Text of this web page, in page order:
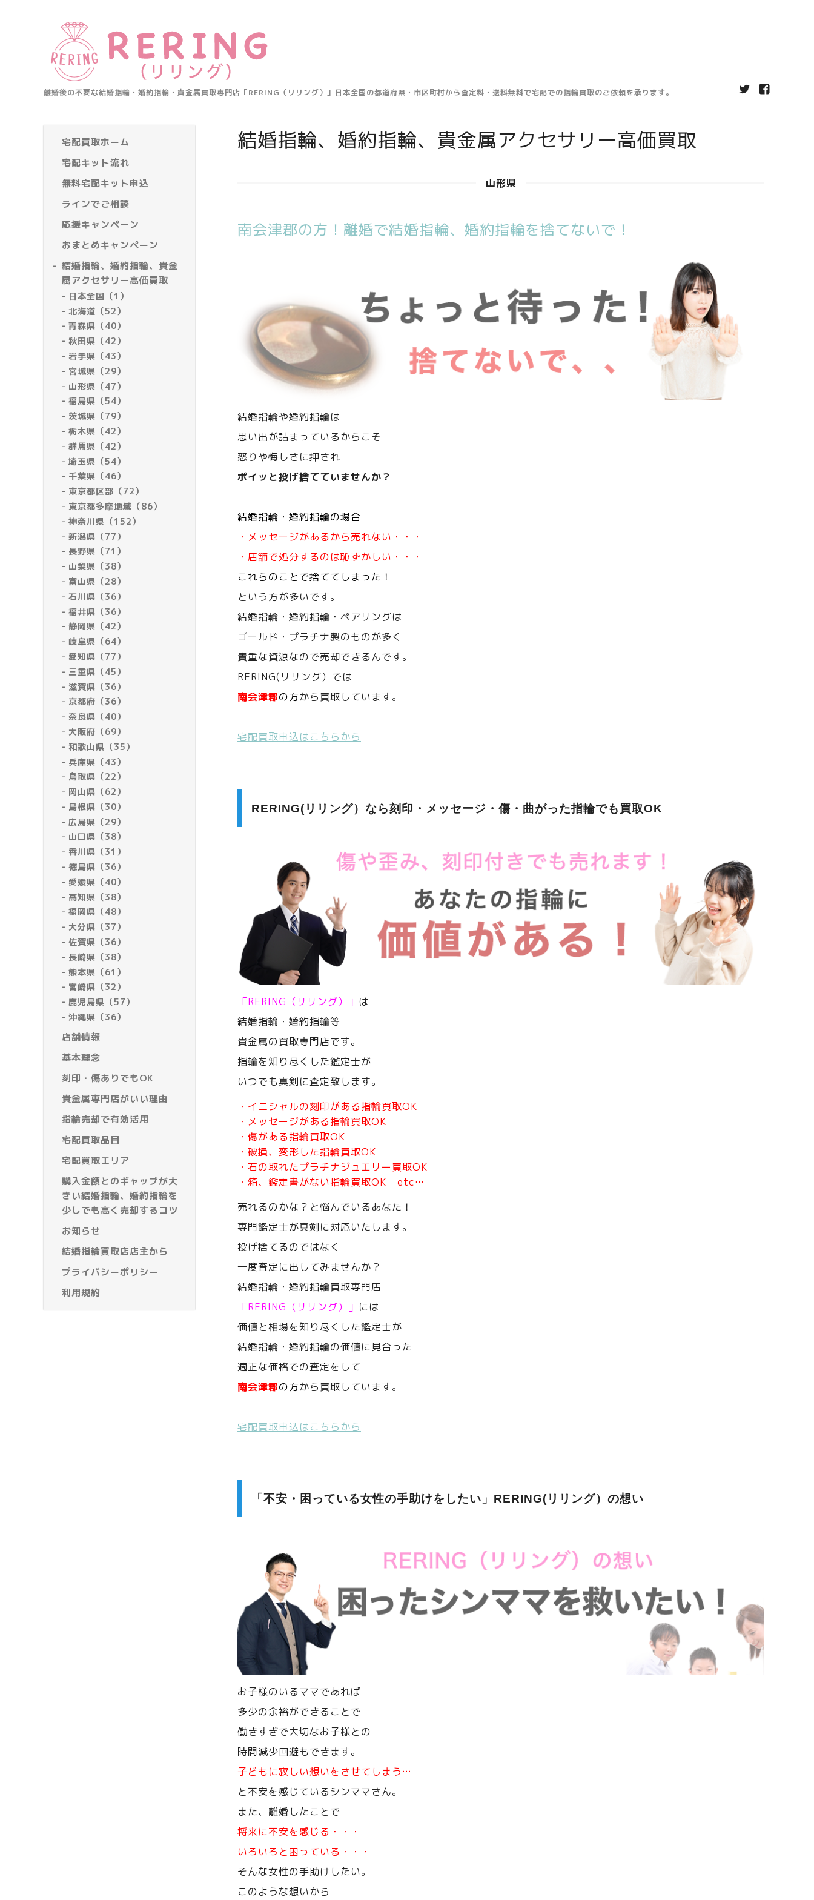
離婚後の不要な結婚指輪・婚約指輪・貴金属買取専門店「RERING（リリング）」日本全国の都道府県・市区町村から査定料・送料無料で宅配での指輪買取のご依頼を承ります。
宅配買取ホーム
宅配キット流れ
無料宅配キット申込
ラインでご相談
応援キャンペーン
おまとめキャンペーン
結婚指輪、婚約指輪、貴金
属アクセサリー高価買取
日本全国（1）
北海道（52）
青森県（40）
秋田県（42）
岩手県（43）
宮城県（29）
山形県（47）
福島県（54）
茨城県（79）
栃木県（42）
群馬県（42）
埼玉県（54）
千葉県（46）
東京都区部（72）
東京都多摩地域（86）
神奈川県（152）
新潟県（77）
長野県（71）
山梨県（38）
富山県（28）
石川県（36）
福井県（36）
静岡県（42）
岐阜県（64）
愛知県（77）
三重県（45）
滋賀県（36）
京都府（36）
奈良県（40）
大阪府（69）
和歌山県（35）
兵庫県（43）
鳥取県（22）
岡山県（62）
島根県（30）
広島県（29）
山口県（38）
香川県（31）
徳島県（36）
愛媛県（40）
高知県（38）
福岡県（48）
大分県（37）
佐賀県（36）
長崎県（38）
熊本県（61）
宮崎県（32）
鹿児島県（57）
沖縄県（36）
店舗情報
基本理念
刻印・傷ありでもOK
貴金属専門店がいい理由
指輪売却で有効活用
宅配買取品目
宅配買取エリア
購入金額とのギャップが大
きい結婚指輪、婚約指輪を
少しでも高く売却するコツ
お知らせ
結婚指輪買取店店主から
プライバシーポリシー
利用規約
結婚指輪、婚約指輪、貴金属アクセサリー高価買取
山形県
南会津郡の方！離婚で結婚指輪、婚約指輪を捨てないで！
結婚指輪や婚約指輪は
思い出が詰まっているからこそ
怒りや悔しさに押され
ポイッと投げ捨てていませんか？
結婚指輪・婚約指輪の場合
・メッセージがあるから売れない・・・
・店舗で処分するのは恥ずかしい・・・
これらのことで捨ててしまった！
という方が多いです。
結婚指輪・婚約指輪・ペアリングは
ゴールド・プラチナ製のものが多く
貴重な資源なので売却できるんです。
RERING(リリング）では
南会津郡の方から買取しています。
宅配買取申込はこちらから
RERING(リリング）なら刻印・メッセージ・傷・曲がった指輪でも買取OK
「RERING（リリング）」 は
結婚指輪・婚約指輪等
貴金属の買取専門店です。
指輪を知り尽くした鑑定士が
いつでも真剣に査定致します。
・イニシャルの刻印がある指輪買取OK
・メッセージがある指輪買取OK
・傷がある指輪買取OK
・破損、変形した指輪買取OK
・石の取れたプラチナジュエリー買取OK
・箱、鑑定書がない指輪買取OK etc…
売れるのかな？と悩んでいるあなた！
専門鑑定士が真剣に対応いたします。
投げ捨てるのではなく
一度査定に出してみませんか？
結婚指輪・婚約指輪買取専門店
「RERING（リリング）」 には
価値と相場を知り尽くした鑑定士が
結婚指輪・婚約指輪の価値に見合った
適正な価格での査定をして
南会津郡の方から買取しています。
宅配買取申込はこちらから
「不安・困っている女性の手助けをしたい」RERING(リリング）の想い
お子様のいるママであれば
多少の余裕ができることで
働きすぎで大切なお子様との
時間減少回避もできます。
子どもに寂しい想いをさせてしまう…
と不安を感じているシンママさん。
また、離婚したことで
将来に不安を感じる・・・
いろいろと困っている・・・
そんな女性の手助けしたい。
このような想いから